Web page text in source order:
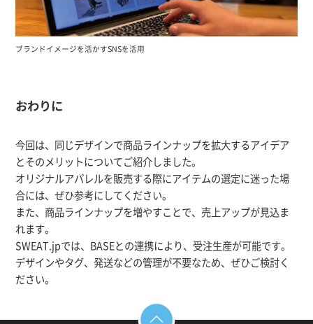
ブランドイメージを活かすSNSを活用
おわりに
今回は、同じデザインで商品ラインナップを拡大するアイデア
とそのメリットについてご紹介しました。
オリジナルアパレルを販売する際にアイテムの選定に迷った場
合には、ぜひ参考にしてください。
また、商品ラインナップを増やすことで、売上アップが見込ま
れます。
SWEAT.jpでは、BASEとの連携により、受注生産が可能です。
デザインやタグ、発送などの管理が不要なため、ぜひご検討く
ださい。